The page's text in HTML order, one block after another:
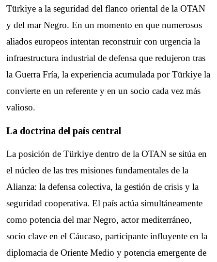
Türkiye a la seguridad del flanco oriental de la OTAN
y del mar Negro. En un momento en que numerosos
aliados europeos intentan reconstruir con urgencia la
infraestructura industrial de defensa que redujeron tras
la Guerra Fría, la experiencia acumulada por Türkiye la
convierte en un referente y en un socio cada vez más
valioso.
La doctrina del país central
La posición de Türkiye dentro de la OTAN se sitúa en
el núcleo de las tres misiones fundamentales de la
Alianza: la defensa colectiva, la gestión de crisis y la
seguridad cooperativa. El país actúa simultáneamente
como potencia del mar Negro, actor mediterráneo,
socio clave en el Cáucaso, participante influyente en la
diplomacia de Oriente Medio y potencia emergente de